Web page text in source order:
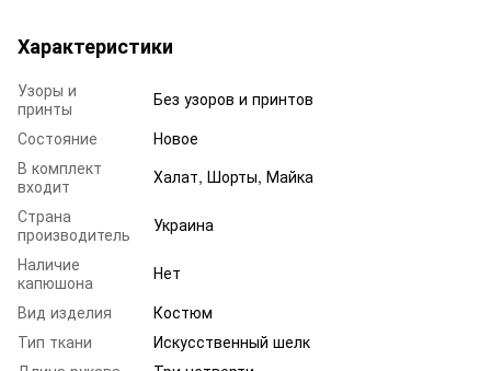
Характеристики
Узоры и
принты
Без узоров и принтов
Состояние
Новое
В комплект
входит
Халат, Шорты, Майка
Страна
производитель
Украина
Наличие
капюшона
Нет
Вид изделия
Костюм
Тип ткани
Искусственный шелк